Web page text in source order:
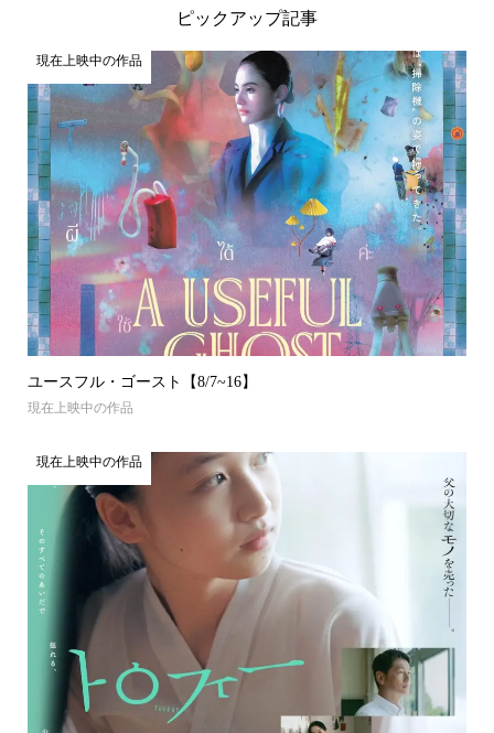
ピックアップ記事
現在上映中の作品
ユースフル・ゴースト【8/7~16】
現在上映中の作品
現在上映中の作品